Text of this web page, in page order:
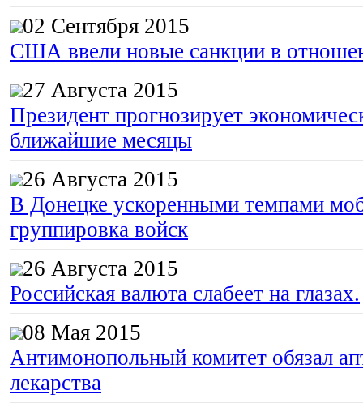
02 Сентября 2015
США ввели новые санкции в
27 Августа 2015
Президент прогнозирует
ближайшие месяцы
26 Августа 2015
В Донецке ускоренными темпами
группировка войск
26 Августа 2015
Российская валюта слабеет на глазах.
08 Мая 2015
Антимонопольный комитет обязал
лекарства